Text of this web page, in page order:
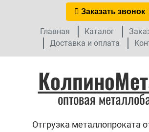
Заказать звонок
Главная Каталог
Доставка и оплата
оптовая
Отгрузка металлопроката